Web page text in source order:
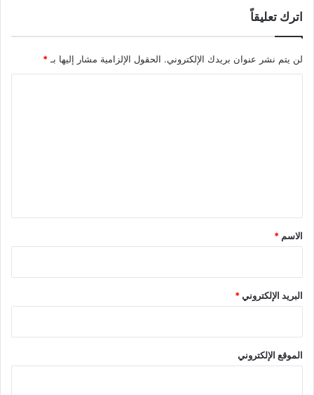
اترك تعليقاً
لن يتم نشر عنوان بريدك الإلكتروني. الحقول الإلزامية مشار إليها بـ *
*
الاسم *
البريد الإلكتروني*
الموقع الإلكتروني